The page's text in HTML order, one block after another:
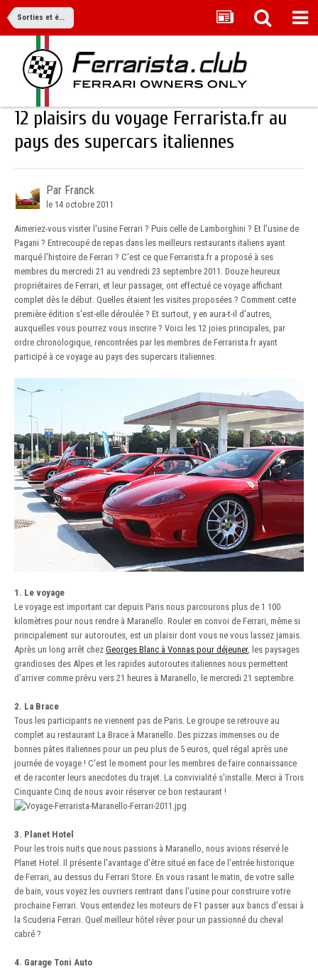
Sorties et événements
12 plaisirs du voyage Ferrarista.fr au
pays des supercars italiennes
Par Franck
le 14 octobre 2011
Aimeriez-vous visiter l'usine Ferrari ? Puis celle de Lamborghini ? Et l'usine de
Pagani ? Entrecoupé de repas dans les meilleurs restaurants italiens ayant
marqué l'histoire de Ferrari ? C'est ce que Ferrarista.fr a proposé à ses
membres du mercredi 21 au vendredi 23 septembre 2011. Douze heureux
propriétaires de Ferrari, et leur passager, ont effectué ce voyage affichant
complet dès le début. Quelles étaient les visites proposées ? Comment cette
première édition s'est-elle déroulée ? Et surtout, y en aura-t-il d'autres,
auxquelles vous pourrez vous inscrire ? Voici les 12 joies principales, par
ordre chronologique, rencontrées par les membres de Ferrarista.fr ayant
participé à ce voyage au pays des supercars italiennes.
1. Le voyage
Le voyage est important car depuis Paris nous parcourons plus de 1 100
kilomètres pour nous rendre à Maranello. Rouler en convoi de Ferrari, même si
principalement sur autoroutes, est un plaisir dont vous ne vous lassez jamais.
Après un long arrêt chez Georges Blanc à Vonnas pour déjeuner, les paysages
grandioses des Alpes et les rapides autoroutes italiennes nous permettent
d'arriver comme prévu vers 21 heures à Maranello, le mercredi 21 septembre.
2. La Brace
Tous les participants ne viennent pas de Paris. Le groupe se retrouve au
complet au restaurant La Brace à Maranello. Des pizzas immenses ou de
bonnes pâtes italiennes pour un peu plus de 5 euros, quel régal après une
journée de voyage ! C'est le moment pour les membres de faire connaissance
et de raconter leurs anecdotes du trajet. La convivialité s'installe. Merci à Trois
Cinquante Cinq de nous avoir réserver ce bon restaurant !
3. Planet Hotel
Pour les trois nuits que nous passions à Maranello, nous avions réservé le
Planet Hotel. Il présente l'avantage d'être situé en face de l'entrée historique
de Ferrari, au dessus du Ferrari Store. En vous rasant le matin, de votre salle
de bain, vous voyez les ouvriers rentrant dans l'usine pour construire votre
prochaine Ferrari. Vous entendez les moteurs de F1 passer aux bancs d'essai à
la Scuderia Ferrari. Quel meilleur hôtel rêver pour un passionné du cheval
cabré ?
4. Garage Toni Auto